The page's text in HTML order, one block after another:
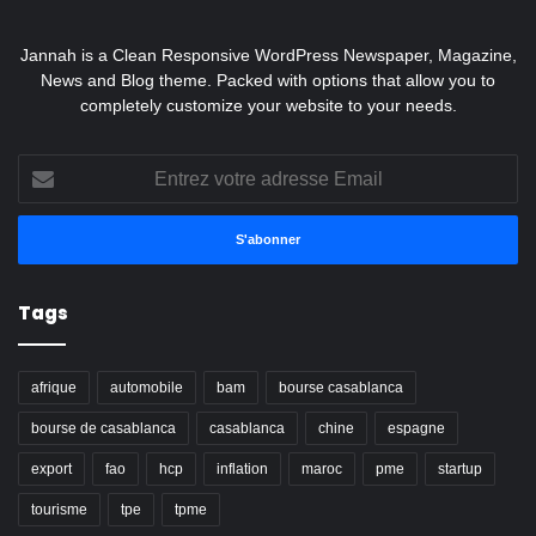
Jannah is a Clean Responsive WordPress Newspaper, Magazine,
News and Blog theme. Packed with options that allow you to
completely customize your website to your needs.
votre
adresse
Tags
afrique automobile bam bourse casablanca
bourse de casablanca casablanca chine espagne
export fao hcp inflation maroc pme startup
tourisme tpe tpme